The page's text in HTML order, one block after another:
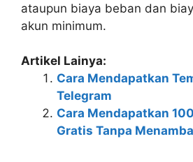
ataupun biaya beban dan
akun minimum.
Artikel Lainya:
Cara Mendapatkan
Telegram
Cara Mendapatkan
Gratis Tanpa